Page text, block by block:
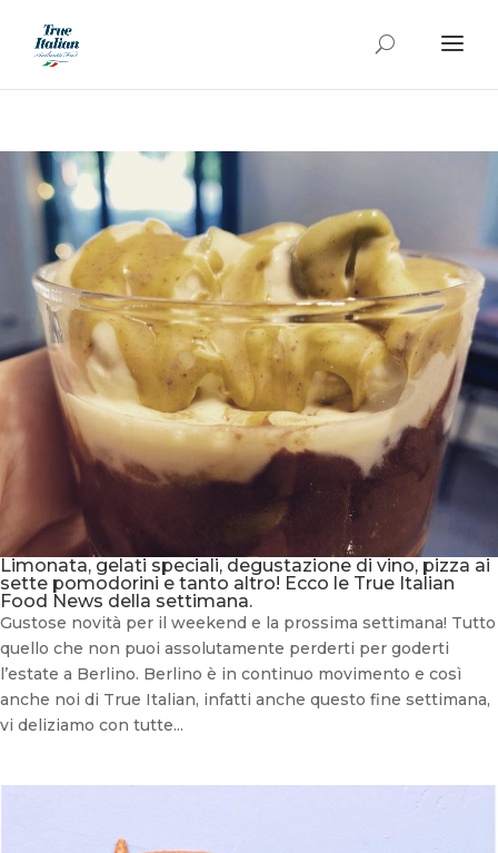
Limonata, gelati speciali, degustazione di vino, pizza ai
sette pomodorini e tanto altro! Ecco le True Italian
Food News della settimana.
Gustose novità per il weekend e la prossima settimana! Tutto
quello che non puoi assolutamente perderti per goderti
l’estate a Berlino. Berlino è in continuo movimento e così
anche noi di True Italian, infatti anche questo fine settimana,
vi deliziamo con tutte...